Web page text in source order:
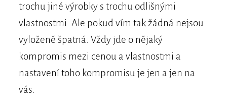
trochu jiné výrobky s trochu odlišnými
vlastnostmi. Ale pokud vím tak žádná nejsou
vyloženě špatná. Vždy jde o nějaký
kompromis mezi cenou a vlastnostmi a
nastavení toho kompromisu je jen a jen na
vás.